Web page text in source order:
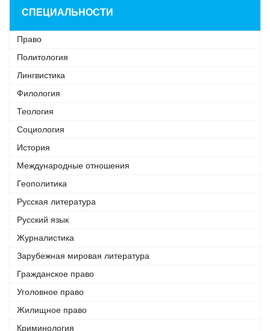
СПЕЦИАЛЬНОСТИ
Право
Политология
Лингвистика
Филология
Теология
Социология
История
Международные отношения
Геополитика
Русская литература
Русский язык
Журналистика
Зарубежная мировая литература
Гражданское право
Уголовное право
Жилищное право
Криминология